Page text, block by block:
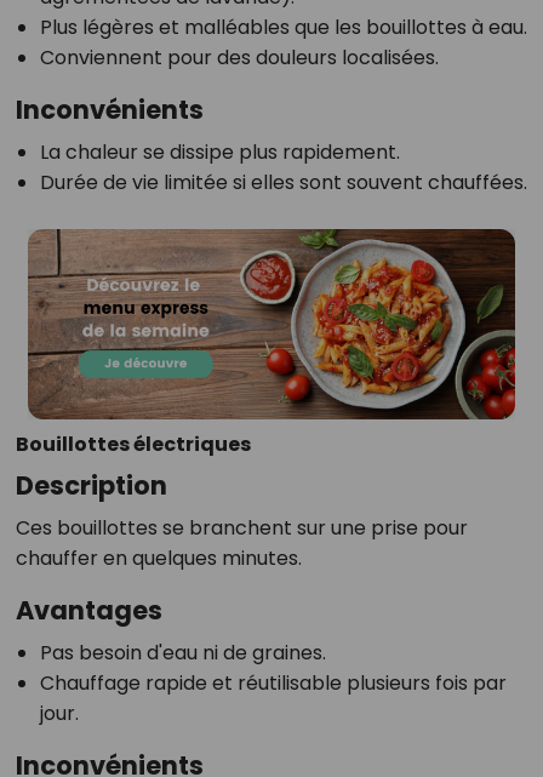
Plus légères et malléables que les bouillottes à eau.
Conviennent pour des douleurs localisées.
Inconvénients
La chaleur se dissipe plus rapidement.
Durée de vie limitée si elles sont souvent chauffées.
Bouillottes électriques
Description
Ces bouillottes se branchent sur une prise pour
chauffer en quelques minutes.
Avantages
Pas besoin d'eau ni de graines.
Chauffage rapide et réutilisable plusieurs fois par
jour.
Inconvénients